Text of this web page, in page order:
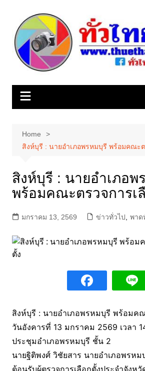
content
Home
สิงห์บุรี : นายอำเภอพรหมบุรี พร้อมคณะต
สิงห์บุรี : นายอำเภอพ
พร้อมคณะตรวจการเ
มกราคม 13, 2569 ข่าวทั่วไป พาด
สิงห์บุรี : นายอำเภอพรหมบุรี พร้อมค
วันอังคารที่ 13 มกราคม 2569 เวลา
ประชุมอำเภอพรหมบุรี ชั้น 2
นายฐิติพงศ์ วิชัยสาร นายอำเภอพรห
ต้อนรับผู้ตรวจการเลือกตั้งประจำจังห